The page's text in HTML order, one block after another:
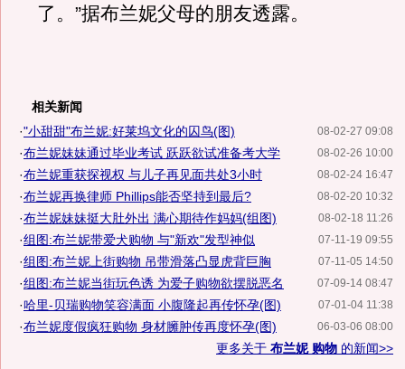
了。”据布兰妮父母的朋友透露。
相关新闻
08-02-27 09:08
·"小甜甜"布兰妮:好莱坞文化的囚鸟(图)
08-02-26 10:00
·布兰妮妹妹通过毕业考试 跃跃欲试准备考大学
08-02-24 16:47
·布兰妮重获探视权 与儿子再见面共处3小时
08-02-20 10:32
·布兰妮再换律师 Phillips能否坚持到最后?
08-02-18 11:26
·布兰妮妹妹挺大肚外出 满心期待作妈妈(组图)
07-11-19 09:55
·组图:布兰妮带爱犬购物 与"新欢"发型神似
07-11-05 14:50
·组图:布兰妮上街购物 吊带滑落凸显虎背巨胸
07-09-14 08:47
·组图:布兰妮当街玩色诱 为爱子购物欲摆脱恶名
07-01-04 11:38
·哈里-贝瑞购物笑容满面 小腹隆起再传怀孕(图)
06-03-06 08:00
·布兰妮度假疯狂购物 身材臃肿传再度怀孕(图)
更多关于 布兰妮 购物 的新闻>>